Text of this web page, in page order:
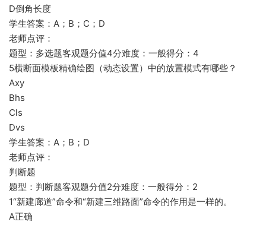
D倒角长度
学生答案：A；B；C；D
老师点评：
题型：多选题客观题分值4分难度：一般得分：4
5横断面模板精确绘图（动态设置）中的放置模式有哪些？
Axy
Bhs
Cls
Dvs
学生答案：A；B；D
老师点评：
判断题
题型：判断题客观题分值2分难度：一般得分：2
1“新建廊道”命令和“新建三维路面”命令的作用是一样的。
A正确